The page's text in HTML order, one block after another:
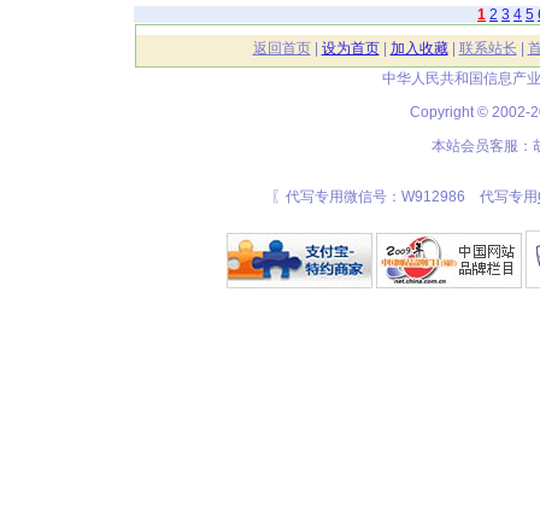
1 2 3 4 5
返回首页| 设为首页| 加入收藏| 联系站长
中华人民共和国信息产
Copyright © 2002-
本站会员客服：
〖代写专用微信号：W912986 代写专用